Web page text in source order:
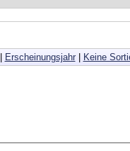
Erscheinungsjahr| Keine